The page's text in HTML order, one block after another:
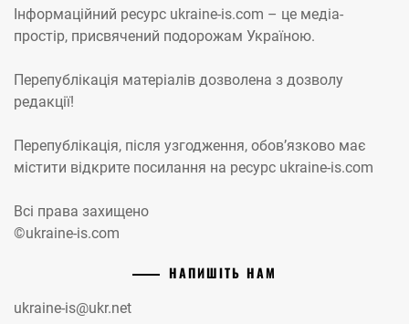
Інформаційний ресурс ukraine-is.com – це медіа-
простір, присвячений подорожам Україною.
Перепублікація матеріалів дозволена з дозволу
редакції!
Перепублікація, після узгодження, обов’язково має
містити відкрите посилання на ресурс ukraine-is.com
Всі права захищено
©ukraine-is.com
НАПИШІТЬ НАМ
ukraine-is@ukr.net